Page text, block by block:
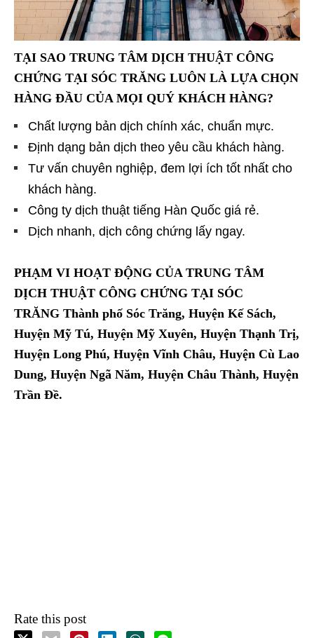
TẠI SAO TRUNG TÂM DỊCH THUẬT CÔNG
CHỨNG TẠI SÓC TRĂNG LUÔN LÀ LỰA CHỌN
HÀNG ĐẦU CỦA MỌI QUÝ KHÁCH HÀNG?
Chất lượng bản dịch chính xác, chuẩn mực.
Định dạng bản dịch theo yêu cầu khách hàng.
Tư vấn chuyên nghiệp, đem lợi ích tốt nhất cho
khách hàng.
Công ty dịch thuật tiếng Hàn Quốc giá rẻ.
Dịch nhanh, dịch công chứng lấy ngay.
PHẠM VI HOẠT ĐỘNG CỦA TRUNG TÂM
DỊCH THUẬT CÔNG CHỨNG TẠI SÓC
TRĂNG Thành phố Sóc Trăng, Huyện Kế Sách,
Huyện Mỹ Tú, Huyện Mỹ Xuyên, Huyện Thạnh Trị,
Huyện Long Phú, Huyện Vĩnh Châu, Huyện Cù Lao
Dung, Huyện Ngã Năm, Huyện Châu Thành, Huyện
Trần Đề.
Rate this post